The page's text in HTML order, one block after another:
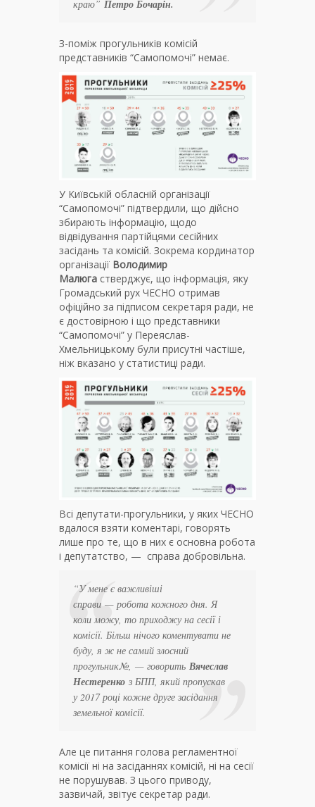
краю” Петро Бочарін.
З-поміж прогульників комісій
представників “Самопомочі” немає.
У Київській обласній організації
“Самопомочі” підтвердили, що дійсно
збирають інформацію, щодо
відвідування партійцями сесійних
засідань та комісій. Зокрема кординатор
організації Володимир
Малюга стверджує, що інформація, яку
Громадський рух ЧЕСНО отримав
офіційно за підписом секретаря ради, не
є достовірною і що представники
“Самопомочі” у Переяслав-
Хмельницькому були присутні частіше,
ніж вказано у статистиці ради.
Всі депутати-прогульники, у яких ЧЕСНО
вдалося взяти коментарі, говорять
лише про те, що в них є основна робота
і депутатство, — справа добровільна.
“У мене є важливіші
справи —робота кожного дня. Я
коли можу, то приходжу на сесії і
комісії. Більш нічого коментувати не
буду, я ж не самий злосний
прогульник№ , — говорить Вячеслав
Нестеренко з БПП, який пропускав
у 2017 році кожне друге засідання
земельної комісії.
Але це питання голова регламентної
комісії ні на засіданнях комісій, ні на сесії
не порушував. З цього приводу,
зазвичай, звітує секретар ради.